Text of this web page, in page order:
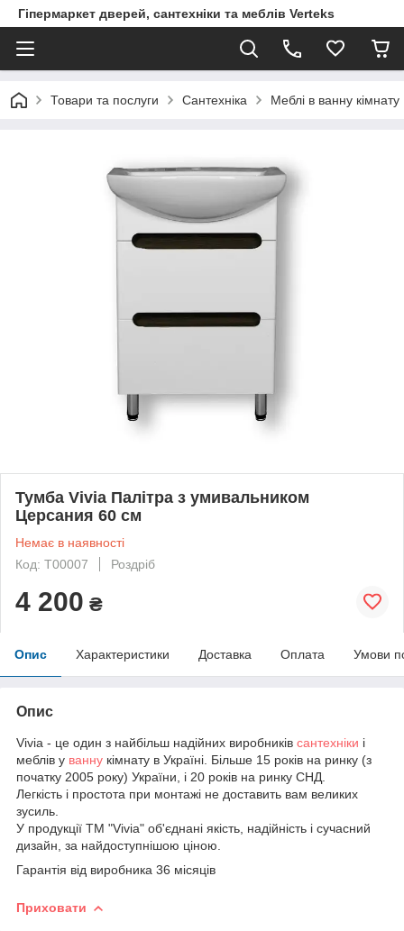
Гіпермаркет дверей, сантехніки та меблів Verteks
Товари та послуги Сантехніка Меблі в ванну кімнату
Тумба Vivia Палітра з умивальником
Церсания 60 см
Немає в наявності
Код: Т00007
Роздріб
4 200 ₴
Опис Характеристики Доставка Оплата Умови
Опис
Vivia - це один з найбільш надійних виробників сантехніки і
меблів у ванну кімнату в Україні. Більше 15 років на ринку (з
початку 2005 року) України, і 20 років на ринку СНД.
Легкість і простота при монтажі не доставить вам великих
зусиль.
У продукції ТМ "Vivia" об'єднані якість, надійність і сучасний
дизайн, за найдоступнішою ціною.
Гарантія від виробника 36 місяців
Приховати